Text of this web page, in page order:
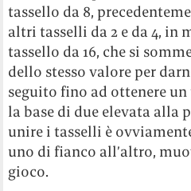
tassello da 8,
altri tasselli da 2 e da 4, in
tassello da 16, che si
dello stesso valore per
seguito fino ad ottenere un
la base di due elevata alla
unire i tasselli è
uno di fianco all’altro,
gioco.